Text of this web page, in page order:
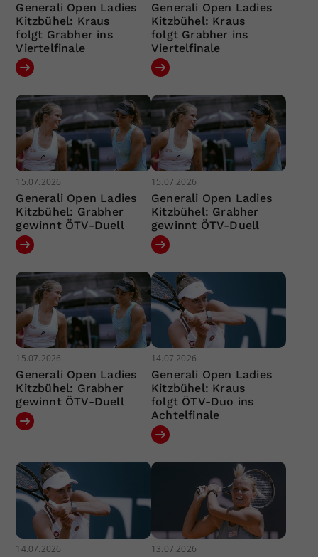
Generali Open Ladies
Kitzbühel: Kraus
folgt Grabher ins
Viertelfinale
Generali Open Ladies
Kitzbühel: Kraus
folgt Grabher ins
Viertelfinale
15.07.2026
Generali Open Ladies
Kitzbühel: Grabher
gewinnt ÖTV-Duell
15.07.2026
Generali Open Ladies
Kitzbühel: Grabher
gewinnt ÖTV-Duell
15.07.2026
Generali Open Ladies
Kitzbühel: Grabher
gewinnt ÖTV-Duell
14.07.2026
Generali Open Ladies
Kitzbühel: Kraus
folgt ÖTV-Duo ins
Achtelfinale
14.07.2026 13.07.2026